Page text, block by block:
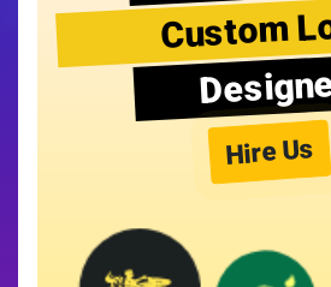
Custom
Hire Us